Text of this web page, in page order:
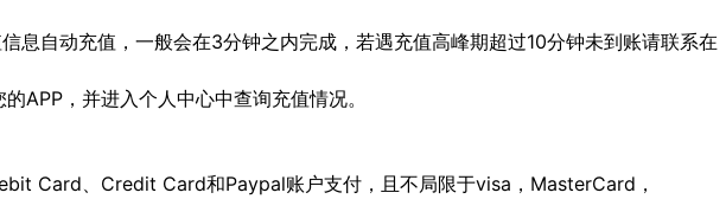
息自动充值，一般会在3分钟之内完成，若遇充值高峰期超过10分钟未到账请联系在
APP，并进入个人中心中查询充值情况。
Card、Credit Card和Paypal账户支付，且不局限于visa，MasterCard，